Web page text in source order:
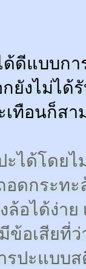
ดีแบบก
ยังไม่ได้
เทือนก็ส
ะได้โดยไ
ดกระทะ
ล้อได้ง่า
ข้อเสียที่
ปะแบบ